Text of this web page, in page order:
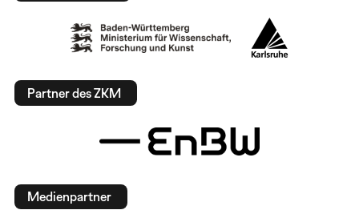
Partner des ZKM
Medienpartner